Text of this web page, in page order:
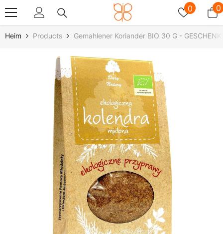
0 00
Heim Products Gemahlener Koriander BIO 30 G -